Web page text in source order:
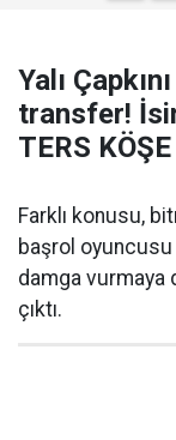
Yalı
transfer!
TERS
Farklı konusu,
başrol oyuncusu
damga vurmaya
çıktı.